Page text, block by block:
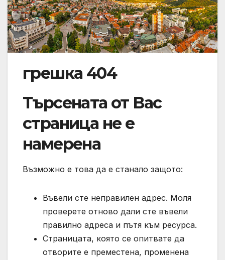
грешка 404
Търсената от Вас
страница не е
намерена
Възможно е това да е станало защото:
Въвели сте неправилен адрес. Моля
проверете отново дали сте въвели
правилно адреса и пътя към ресурса.
Страницата, която се опитвате да
отворите е преместена, променена